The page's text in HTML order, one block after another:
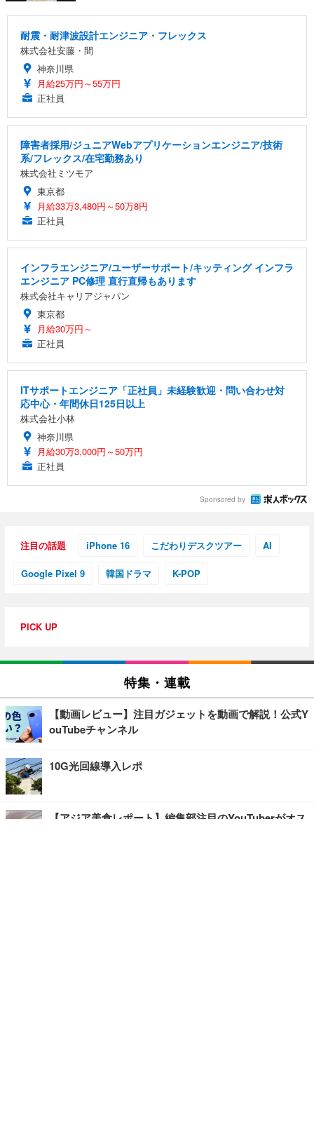
耐震・耐津波設計エンジニア・フレックス
株式会社安藤・間
神奈川県
月給25万円～55万円
正社員
障害者採用/ジュニアWebアプリケーションエンジニア/技術
系/フレックス/在宅勤務あり
株式会社ミツモア
東京都
月給33万3,480円～50万8円
正社員
インフラエンジニア/ユーザーサポート/キッティング インフラ
エンジニア PC修理 直行直帰もあります
株式会社キャリアジャパン
東京都
月給30万円～
正社員
ITサポートエンジニア「正社員」未経験歓迎・問い合わせ対
応中心・年間休日125日以上
株式会社小林
神奈川県
月給30万3,000円～50万円
正社員
Sponsored by
注目の話題 iPhone 16 こだわりデスクツアー AI
Google Pixel 9 韓国ドラマ K-POP
PICK UP
特集・連載
【動画レビュー】注目ガジェットを動画で解説！公式Y
ouTubeチャンネル
10G光回線導入レポ
【アジア美食レポート】編集部注目のYouTuberがオス